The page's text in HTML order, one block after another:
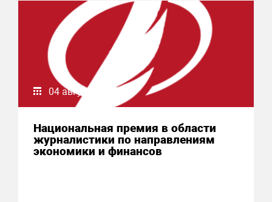
04 августа 2026
Национальная премия в области
журналистики по направлениям
экономики и финансов